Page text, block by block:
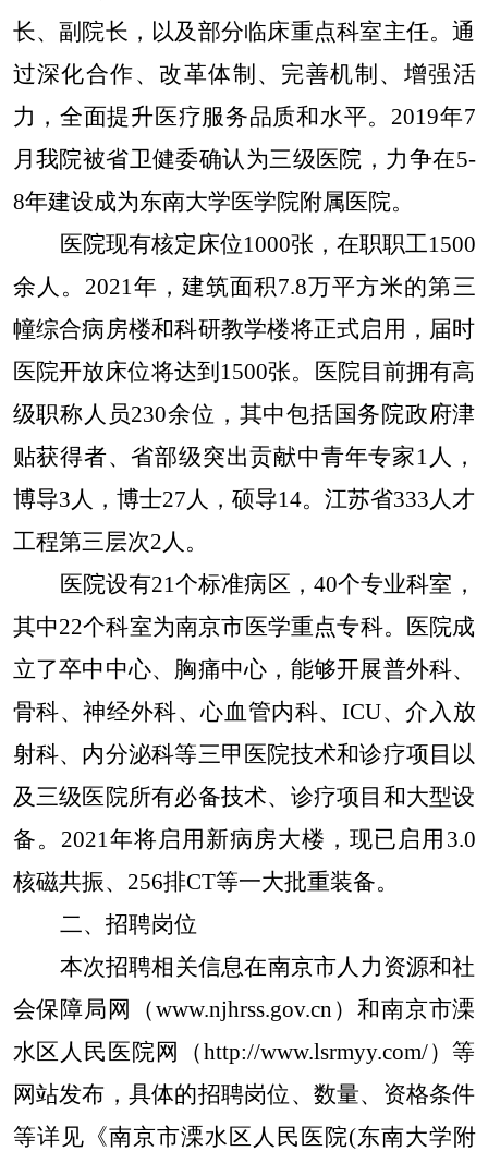
长、副院长，以及部分临床重点科室主任。通
过深化合作、改革体制、完善机制、增强活
力，全面提升医疗服务品质和水平。2019年7
月我院被省卫健委确认为三级医院，力争在5-
8年建设成为东南大学医学院附属医院。
医院现有核定床位1000张，在职职工1500
余人。2021年，建筑面积7.8万平方米的第三
幢综合病房楼和科研教学楼将正式启用，届时
医院开放床位将达到1500张。医院目前拥有高
级职称人员230余位，其中包括国务院政府津
贴获得者、省部级突出贡献中青年专家1人，
博导3人，博士27人，硕导14。江苏省333人才
工程第三层次2人。
医院设有21个标准病区，40个专业科室，
其中22个科室为南京市医学重点专科。医院成
立了卒中中心、胸痛中心，能够开展普外科、
骨科、神经外科、心血管内科、ICU、介入放
射科、内分泌科等三甲医院技术和诊疗项目以
及三级医院所有必备技术、诊疗项目和大型设
备。2021年将启用新病房大楼，现已启用3.0
核磁共振、256排CT等一大批重装备。
二、招聘岗位
本次招聘相关信息在南京市人力资源和社
会保障局网（www.njhrss.gov.cn）和南京市溧
水区人民医院网（http://www.lsrmyy.com/）等
网站发布，具体的招聘岗位、数量、资格条件
等详见《南京市溧水区人民医院(东南大学附